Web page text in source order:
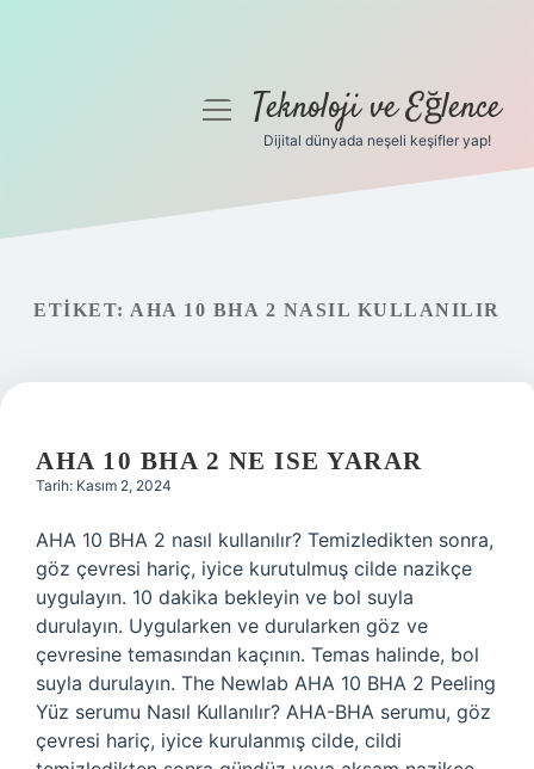
Gizlilik Politikası
menüyüTeknoloji ve Eğlence
Dijital dünyada neşeli keşifler yap!
ETIKET: AHA 10 BHA 2 NASIL KULLANILIR
AHA 10 BHA 2 NE ISE YARAR
Tarih: Kasım 2, 2024
AHA 10 BHA 2 nasıl kullanılır? Temizledikten sonra,
göz çevresi hariç, iyice kurutulmuş cilde nazikçe
uygulayın. 10 dakika bekleyin ve bol suyla
durulayın. Uygularken ve durularken göz ve
çevresine temasından kaçının. Temas halinde, bol
suyla durulayın. The Newlab AHA 10 BHA 2 Peeling
Yüz serumu Nasıl Kullanılır? AHA-BHA serumu, göz
çevresi hariç, iyice kurulanmış cilde, cildi